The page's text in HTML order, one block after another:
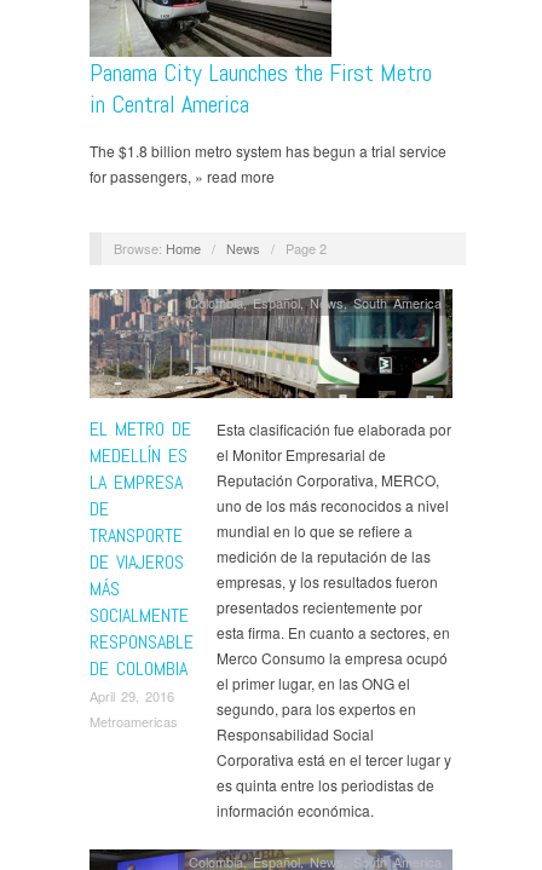
Panama City Launches the First Metro
in Central America
The $1.8 billion metro system has begun a trial service
for passengers, » read more
Browse: Home / News / Page 2
EL METRO DE
MEDELLÍN ES
LA EMPRESA
DE
TRANSPORTE
DE VIAJEROS
MÁS
SOCIALMENTE
RESPONSABLE
DE COLOMBIA
April 29, 2016
Metroamericas
Colombia,Español,News,South America
Esta clasificación fue elaborada por
el Monitor Empresarial de
Reputación Corporativa, MERCO,
uno de los más reconocidos a nivel
mundial en lo que se refiere a
medición de la reputación de las
empresas, y los resultados fueron
presentados recientemente por
esta firma. En cuanto a sectores, en
Merco Consumo la empresa ocupó
el primer lugar, en las ONG el
segundo, para los expertos en
Responsabilidad Social
Corporativa está en el tercer lugar y
es quinta entre los periodistas de
información económica.
Colombia,Español,News South America